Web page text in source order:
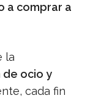
a comprar a
la
de ocio y
cada fin